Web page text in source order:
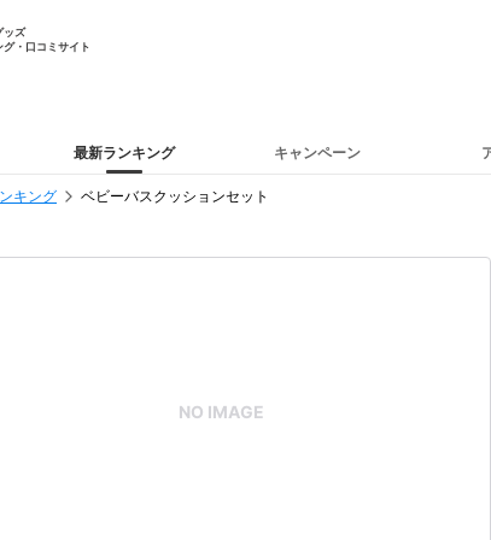
ッズ
グ・口コミサイト
最新ランキング キャンペーン
キング ベビーバスクッションセット
NO IMAGE